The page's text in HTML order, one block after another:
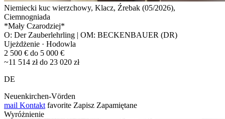
Niemiecki kuc wierzchowy, Klacz, Źrebak (05/2026),
Ciemnogniada
*Mały Czarodziej*
O: Der Zauberlehrling | OM: BECKENBAUER (DR)
Ujeżdżenie · Hodowla
2 500 € do 5 000 €
~11 514 zł do 23 020 zł
DE
Neuenkirchen-Vörden
mail Kontakt favorite Zapisz Zapamiętane
Wyróżnienie